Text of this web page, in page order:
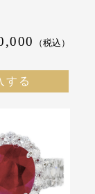
（税込）
する